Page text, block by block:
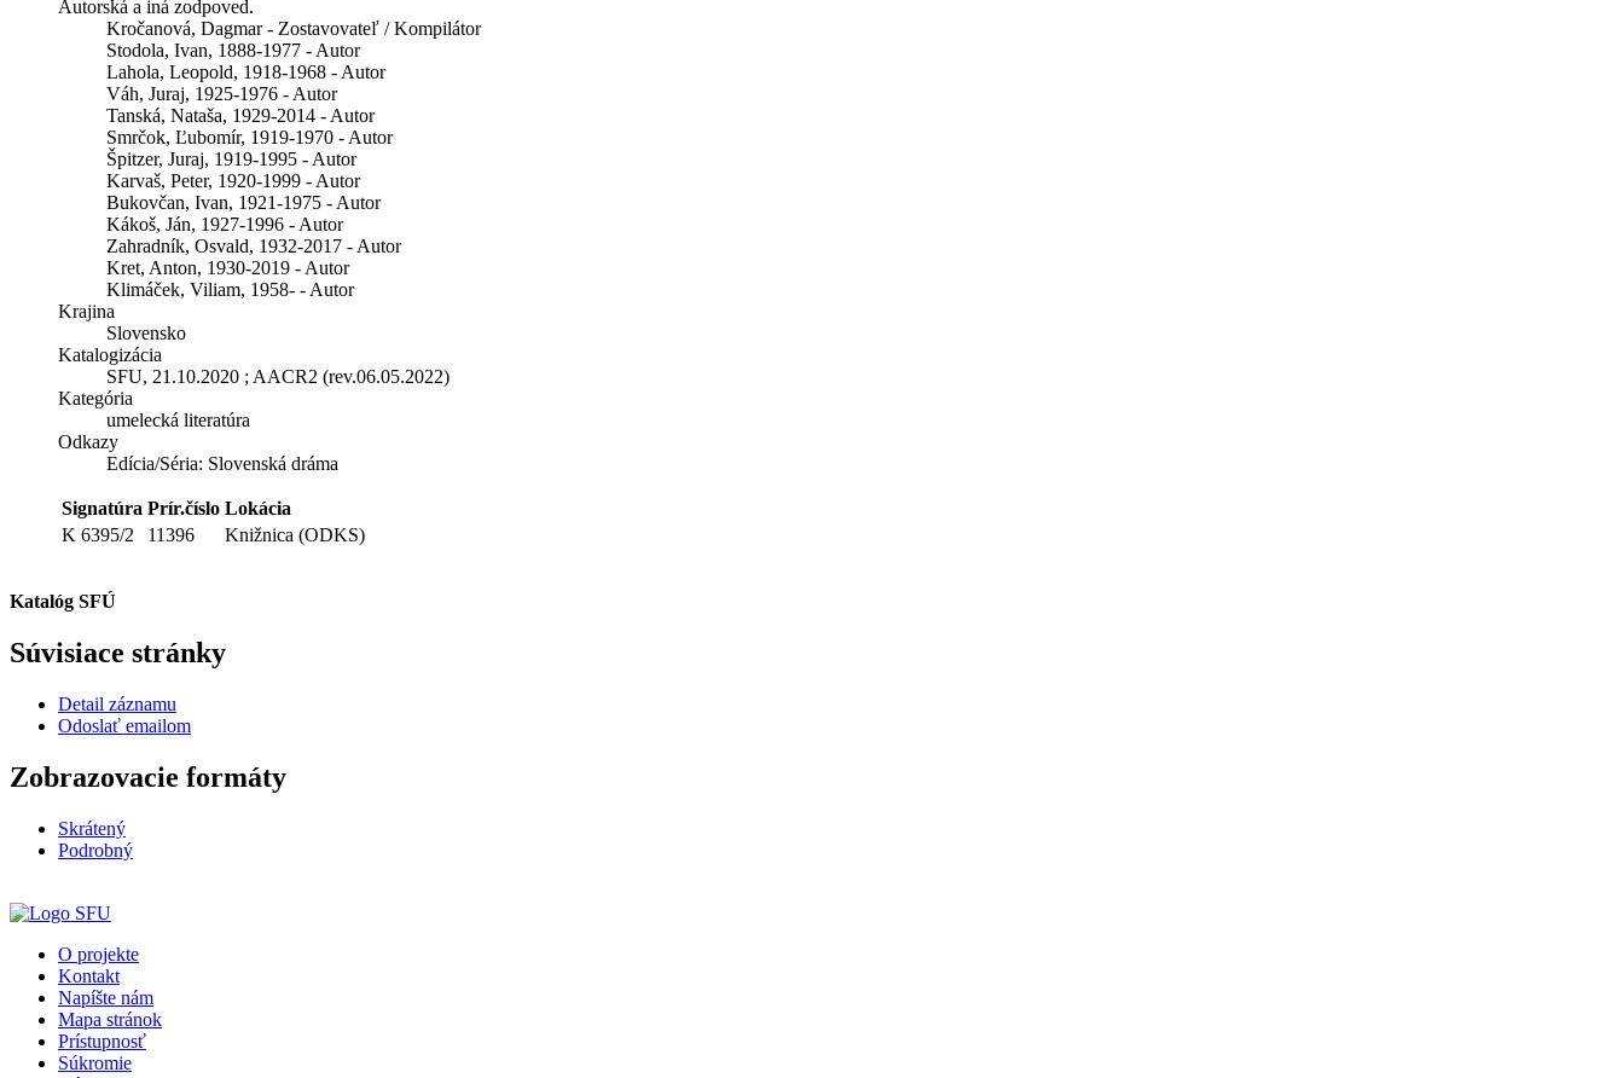
Autorská a iná zodpoved.
Kročanová, Dagmar - Zostavovateľ / Kompilátor
Stodola, Ivan, 1888-1977 - Autor
Lahola, Leopold, 1918-1968 - Autor
Váh, Juraj, 1925-1976 - Autor
Tanská, Nataša, 1929-2014 - Autor
Smrčok, Ľubomír, 1919-1970 - Autor
Špitzer, Juraj, 1919-1995 - Autor
Karvaš, Peter, 1920-1999 - Autor
Bukovčan, Ivan, 1921-1975 - Autor
Kákoš, Ján, 1927-1996 - Autor
Zahradník, Osvald, 1932-2017 - Autor
Kret, Anton, 1930-2019 - Autor
Klimáček, Viliam, 1958- - Autor
Krajina
Slovensko
Katalogizácia
SFU, 21.10.2020 ; AACR2 (rev.06.05.2022)
Kategória
umelecká literatúra
Odkazy
Edícia/Séria: Slovenská dráma
Signatúra Prír.číslo Lokácia
K 6395/2
11396 Knižnica (ODKS)
Katalóg SFÚ
Súvisiace stránky
Detail záznamu
Odoslať emailom
Zobrazovacie formáty
Skrátený
Podrobný
O projekte
Kontakt
Napíšte nám
Mapa stránok
Prístupnosť
Súkromie